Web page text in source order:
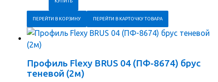
ПЕРЕЙТИ В КОРЗИНУ ПЕРЕЙТИ В КАРТОЧКУ ТОВАРА
Профиль Flexy BRUS 04 (ПФ-8674) брус
теневой (2м)